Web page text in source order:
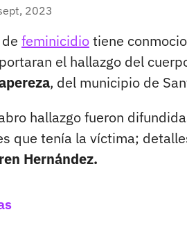
2023
feminicidiotiene
el hallazgo del
, del municipio de
hallazgo fueron
que tenía la víctima;
Hernández.